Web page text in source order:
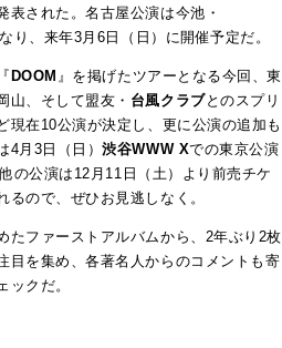
表された。名古屋公演は今池・
り、来年3月6日（日）に開催予定だ。
DOOM 』を掲げたツアーとなる今回、東
山、そして盟友・ 台風クラブとのスプリ
現在10公演が決定し、更に公演の追加も
4月3日（日）渋谷WWW Xでの東京公演
の公演は12月11日（土）より前売チケ
るので、ぜひお見逃しなく。
たファーストアルバムから、2年ぶり2枚
目を集め、各著名人からのコメントも寄
ックだ。